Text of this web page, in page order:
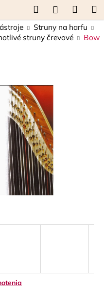
Hľadať
košík
Struny na harfu
struny črevové
Bow